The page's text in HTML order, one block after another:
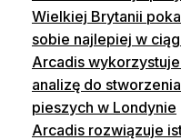
Wielkiej Brytanii
sobie najlepiej w
Arcadis
analizę do
pieszych w Londynie
Arcadis rozwiązuje